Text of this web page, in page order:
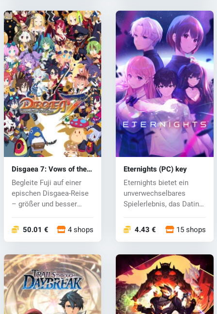
Disgaea 7: Vows of the
Virtueless (PC) key
Begleite Fuji auf einer
epischen Disgaea-Reise
– größer und besser
50.01 € 4 shops
Eternights (PC) key
Eternights bietet ein
unverwechselbares
Spielerlebnis, das Dating-
4.43 € 15 shops